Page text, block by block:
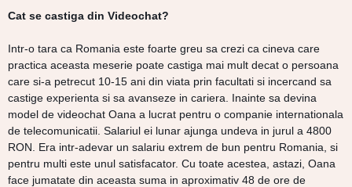
Cat se castiga din Videochat?
Intr-o tara ca Romania este foarte greu sa crezi ca cineva care
practica aceasta meserie poate castiga mai mult decat o persoana
care si-a petrecut 10-15 ani din viata prin facultati si incercand sa
castige experienta si sa avanseze in cariera. Inainte sa devina
model de videochat Oana a lucrat pentru o companie internationala
de telecomunicatii. Salariul ei lunar ajunga undeva in jurul a 4800
RON. Era intr-adevar un salariu extrem de bun pentru Romania, si
pentru multi este unul satisfacator. Cu toate acestea, astazi, Oana
face jumatate din aceasta suma in aproximativ 48 de ore de